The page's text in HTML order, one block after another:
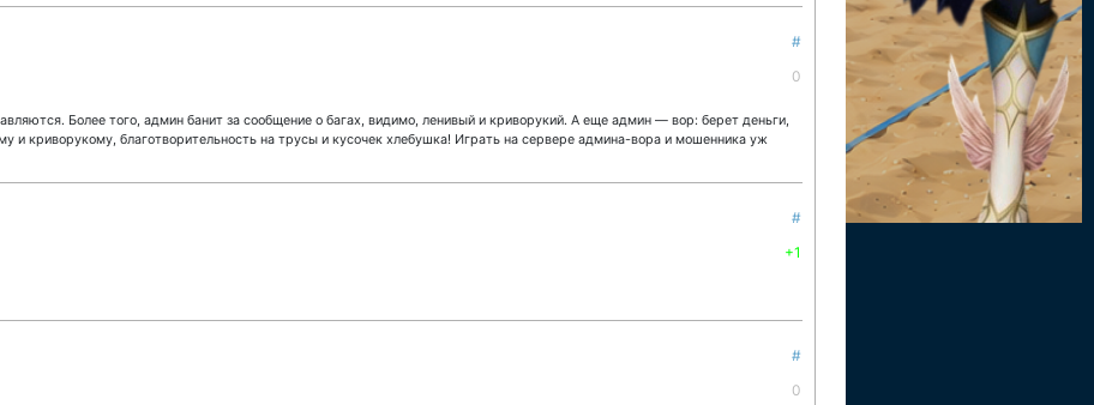
#
0
Более того, админ банит за сообщение о багах, видимо, ленивый и криворукий. А еще админ — вор: берет деньги,
и криворукому, благотворительность на трусы и кусочек хлебушка! Играть на сервере админа-вора и мошенника уж
#
+1
#
0